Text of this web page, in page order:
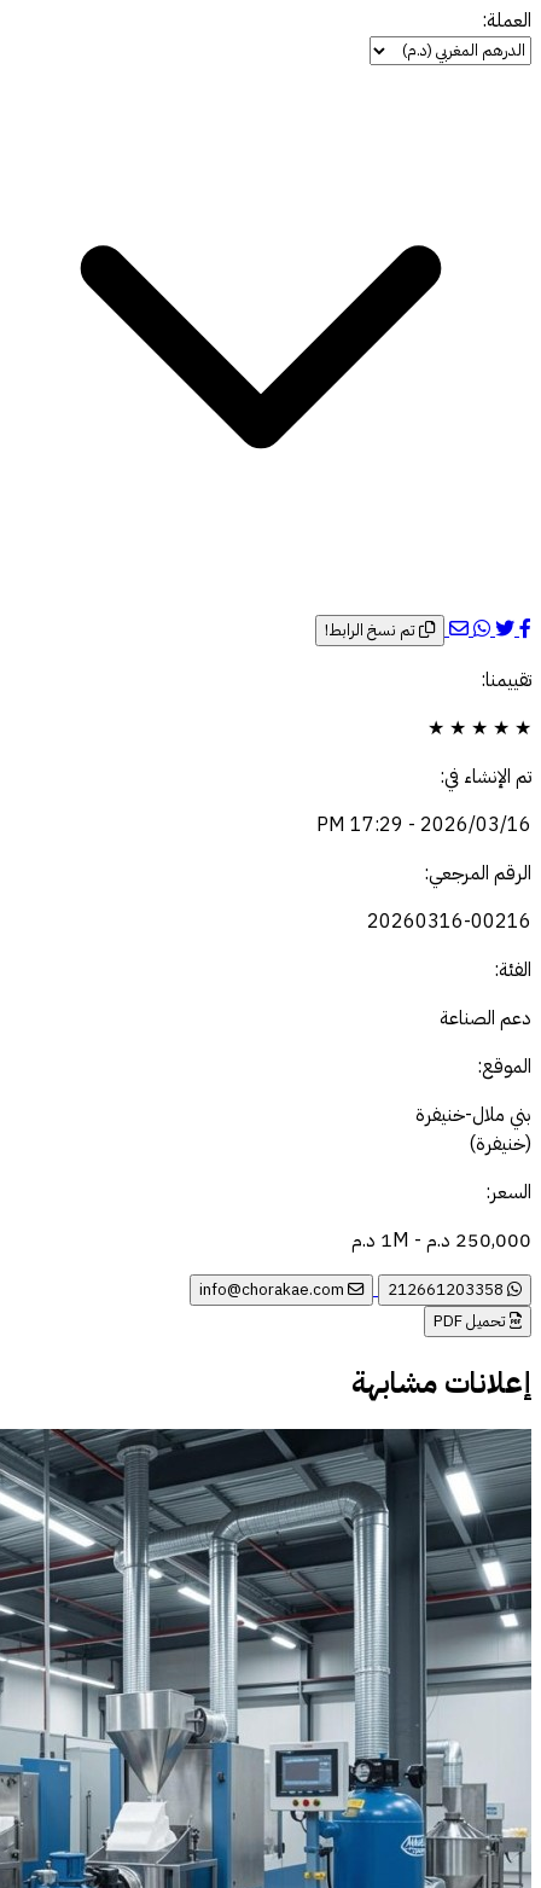
العملة:
تم نسخ الرابط!
تقييمنا:
★
★
★
★
★
تم الإنشاء في:
2026/03/16 - 17:29 PM
الرقم المرجعي:
20260316-00216
الفئة:
دعم الصناعة
الموقع:
بني ملال-خنيفرة
(خنيفرة)
السعر:
250,000 د.م - 1M د.م
212661203358
info@chorakae.com
تحميل PDF
إعلانات مشابهة